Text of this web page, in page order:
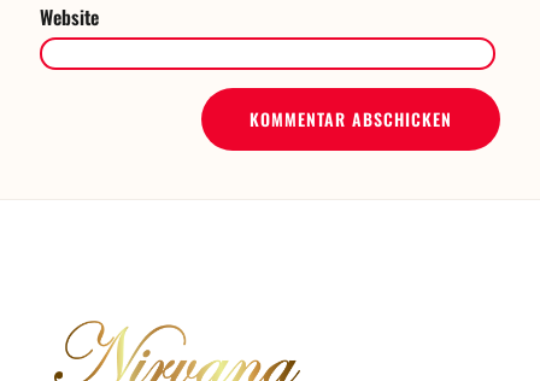
Website